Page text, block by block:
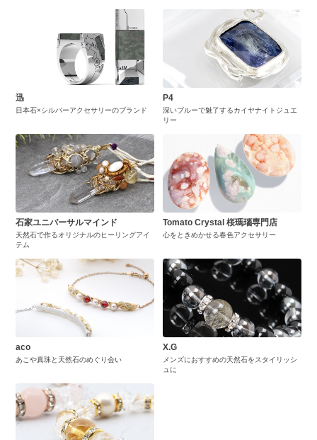
迅
日本石×シルバーアクセサリーのブランド
P4
深いブルーで魅了するカイヤナイトジュエ
リー
石家ユニバーサルマインド
天然石で作るオリジナルのヒーリングアイ
テム
Tomato Crystal 桜瑪瑙専門店
心をときめかせる春色アクセサリー
aco
あこや真珠と天然石のめぐり会い
X.G
メンズにおすすめの天然石をスタイリッシ
ュに